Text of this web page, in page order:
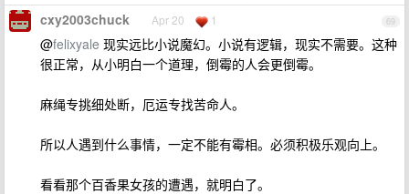
69
cxy2003chuck Apr 20 1
@felixyale 现实远比小说魔幻。小说有逻辑，现实不需要。这种
很正常，从小明白一个道理，倒霉的人会更倒霉。
麻绳专挑细处断，厄运专找苦命人。
所以人遇到什么事情，一定不能有霉相。必须积极乐观向上。
看看那个百香果女孩的遭遇，就明白了。